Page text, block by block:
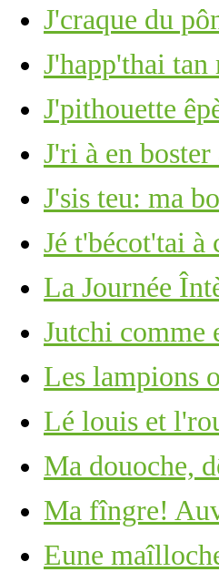
J'craque du
J'happ'thai tan
J'pithouette
J'ri à en
J'sis teu: ma
Jé t'bécot'tai à
La Journée
Jutchi comme
Les lampions
Lé louis et
Ma douoche,
Ma fîngre!
Eune